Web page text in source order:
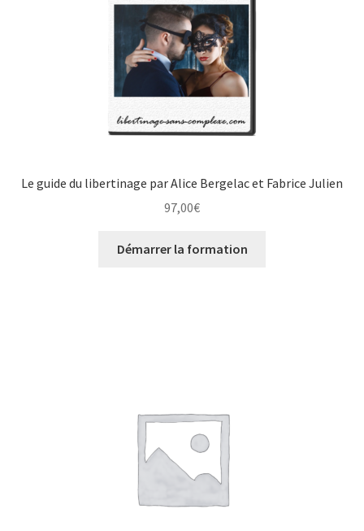
Le guide du libertinage par Alice Bergelac et Fabrice Julien
97,00€
Démarrer la formation